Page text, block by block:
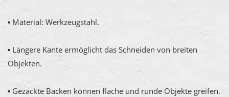
▪ Material: Werkzeugstahl.
▪ Längere Kante ermöglicht das Schneiden von breiten
Objekten.
▪ Gezackte Backen können flache und runde Objekte greifen.